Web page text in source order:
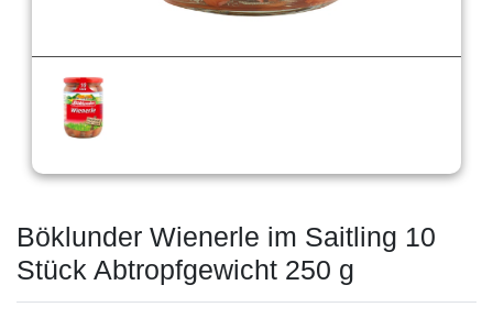
Böklunder Wienerle im Saitling 10
Stück Abtropfgewicht 250 g